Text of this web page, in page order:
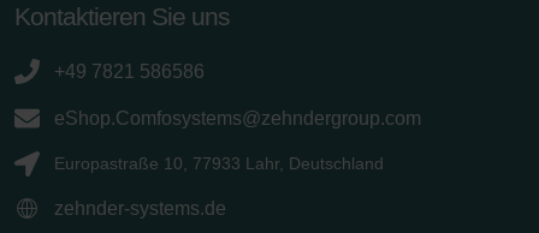
Kontaktieren Sie uns
+49 7821 586586
eShop.Comfosystems@zehndergroup.com
Europastraße 10, 77933 Lahr, Deutschland
zehnder-systems.de